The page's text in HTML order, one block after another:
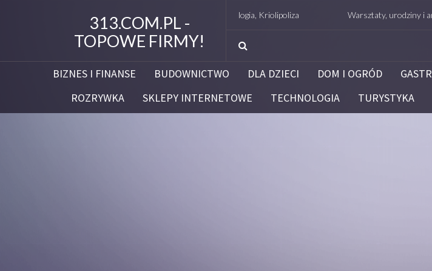
313.COM.PL -
TOPOWE FIRMY!
Studio Figura Białystok – Endermologia, Kriolipoliza Warsztaty, urodziny i animacje
BIZNES I FINANSE BUDOWNICTWO DLA DZIECI DOM I OGRÓD
ROZRYWKA
SKLEPY INTERNETOWE TECHNOLOGIA TURYSTYKA